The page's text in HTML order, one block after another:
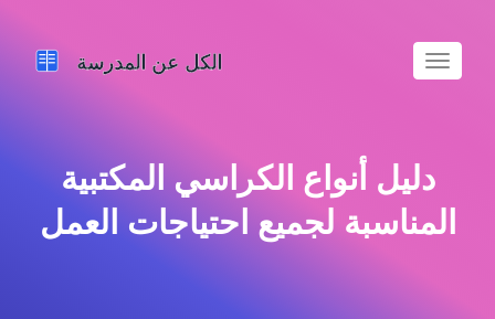
تبديل
الملاحة
دليل أنواع الكراسي المكتبية
المناسبة لجميع احتياجات العمل